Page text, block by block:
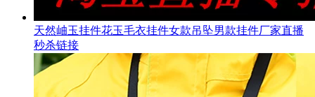
天然岫玉挂件花玉毛衣挂件女款吊坠男款挂件厂家直播
秒杀链接